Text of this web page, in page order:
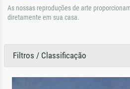
As nossas reproduções de arte
diretamente em sua casa.
Filtros / Classificação